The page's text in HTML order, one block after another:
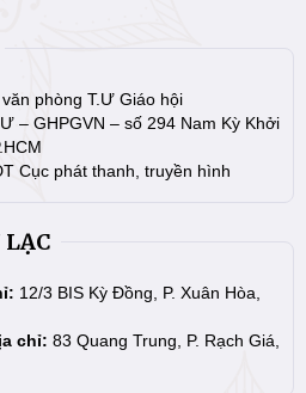
phòng T.Ư Giáo hội
– GHPGVN – số 294 Nam Kỳ Khởi
Cục phát thanh, truyền hình
12/3 BIS Kỳ Đồng, P. Xuân Hòa,
chỉ: 83 Quang Trung, P. Rạch Giá,